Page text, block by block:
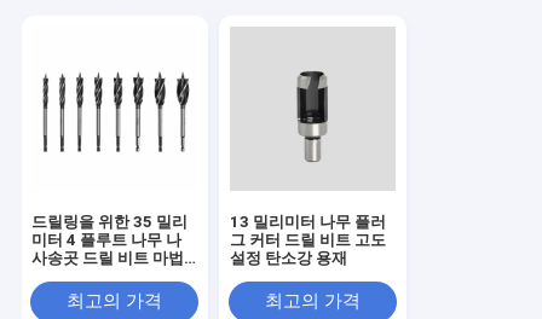
드릴링을 위한 35 밀리
미터 4 플루트 나무 나
사송곳 드릴 비트 마법
최고의 가격
13 밀리미터 나무 플러
그 커터 드릴 비트 고도
설정 탄소강 용재
최고의 가격